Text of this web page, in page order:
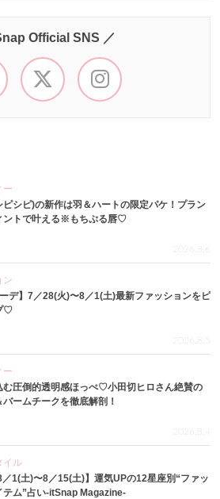
Official SNS ／
ー
シピ)の新作は羽＆ハートの限定パケ！プラン
ントで叶える※もちぷる唇♡
2026.8.6
ン
ーデ】7／28(火)〜8／1(土)最新ファッションをピ
♡
2026.8.5
ー
む圧倒的透明感ほっぺ♡小田切ヒロさん絶賛の
バームチークを徹底解剖！
2026.8.4
イル
／1(土)〜8／15(土)】運気UPの12星座別“ファッ
テム”占い-itSnap Magazine-